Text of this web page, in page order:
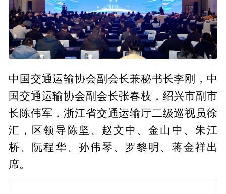
中国交通运输协会副会长兼秘书长李刚，中
国交通运输协会副会长张春枝，绍兴市副市
长陈伟军，浙江省交通运输厅二级巡视员徐
汇，区领导陈坚、赵文中、金山中、朱江
桥、阮程华、孙伟琴、罗黎明、蒋金祥出
席。